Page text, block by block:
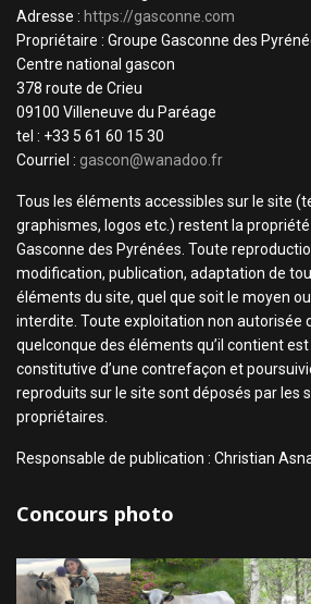
Adresse : https://gasconne.com
Propriétaire : Groupe Gasconne des
Centre national gascon
378 route de Crieu
09100 Villeneuve du Paréage
tel : +33 5 61 60 15 30
Courriel : gascon@wanadoo.fr
Tous les éléments accessibles sur le site
graphismes, logos etc.) restent la
Gasconne des Pyrénées. Toute
modification, publication, adaptation de
éléments du site, quel que soit le moyen
interdite. Toute exploitation non autorisée
quelconque des éléments qu’il contient
constitutive d’une contrefaçon et
reproduits sur le site sont déposés par les
propriétaires.
Responsable de publication : Christian
Concours photo